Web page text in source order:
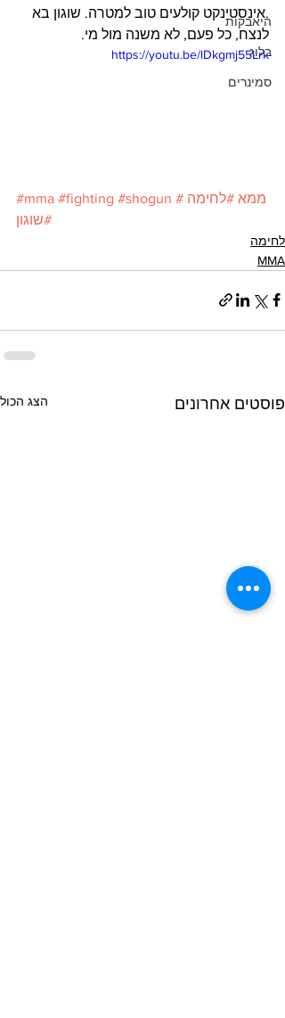
היאבקות
בלוג
סמינרים
.אינסטינקט קולעים טוב למטרה. שוגון בא
לנצח, כל פעם, לא משנה מול מי.
https://youtu.be/lDkgmj55Lrk
#mma #fighting #shogun #ממא #לחימה
#שוגון
לחימה
MMA
פוסטים אחרונים הצג הכול